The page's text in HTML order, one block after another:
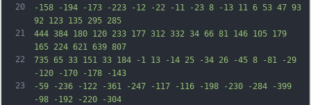
20
21
22
23
-158 -194 -173 -223 -12 -22 -11 -23 8 -13 11 6 53 47 93
92 123 135 295 285
444 384 180 120 233 177 312 332 34 66 81 146 105 179
165 224 621 639 807
735 65 33 151 33 184 -1 13 -14 25 -34 26 -45 8 -81 -29
-120 -170 -178 -143
-59 -236 -122 -361 -247 -117 -116 -198 -230 -284 -399
-98 -192 -220 -304